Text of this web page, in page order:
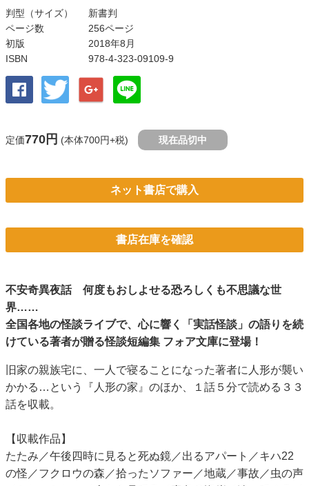
判型（サイズ）
新書判
ページ数
256ページ
初版
2018年8月
ISBN
978-4-323-09109-9
定価770円 (本体700円+税) 現在品切中
ネット書店で購入
書店在庫を確認
不安奇異夜話 何度もおしよせる恐ろしくも不思議な世
界……
全国各地の怪談ライブで、心に響く「実話怪談」の語りを続
けている著者が贈る怪談短編集 フォア文庫に登場！
旧家の親族宅に、一人で寝ることになった著者に人形が襲い
かかる…という『人形の家』のほか、１話５分で読める３３
話を収載。
【収載作品】
たたみ／午後四時に見ると死ぬ鏡／出るアパート／キハ22
の怪／フクロウの森／拾ったソファー／地蔵／事故／虫の声